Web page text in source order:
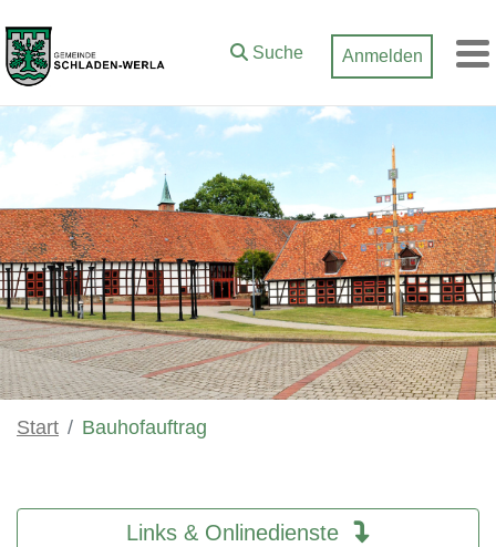
Suche Anmelden
Start Bauhofauftrag
Links & Onlinedienste